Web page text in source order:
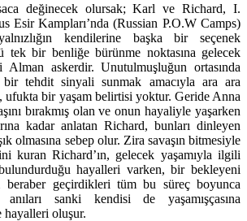
değinecek olursak; Karl ve Richard, I.
Esir Kampları’nda (Russian P.O.W Camps)
kendilerine başka bir seçenek
tek bir benliğe bürünme noktasına gelecek
askerdir. Unutulmuşluğun ortasında
bir tehdit sinyali sunmak amacıyla ara ara
ufukta bir yaşam belirtisi yoktur. Geride Anna
bırakmış olan ve onun hayaliyle yaşarken
kadar anlatan Richard, bunları dinleyen
olmasına sebep olur. Zira savaşın bitmesiyle
kuran Richard’ın, gelecek yaşamıyla ilgili
hayalleri varken, bir bekleyeni
beraber geçirdikleri tüm bu süreç boyunca
anıları sanki kendisi de yaşamışçasına
hayalleri oluşur.